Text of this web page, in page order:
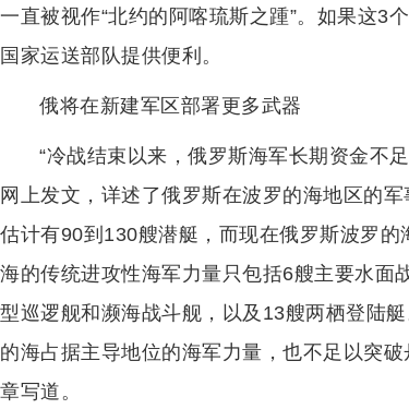
一直被视作“北约的阿喀琉斯之踵”。如果这3
国家运送部队提供便利。
俄将在新建军区部署更多武器
“冷战结束以来，俄罗斯海军长期资金不
网上发文，详述了俄罗斯在波罗的海地区的
估计有90到130艘潜艇，而现在俄罗斯波罗
海的传统进攻性海军力量只包括6艘主要水面
型巡逻舰和濒海战斗舰，以及13艘两栖登陆
的海占据主导地位的海军力量，也不足以突
章写道。